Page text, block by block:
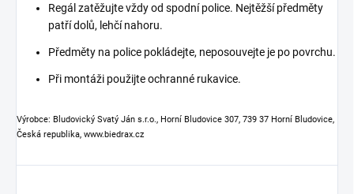
Regál zatěžujte vždy od spodní police. Nejtěžší předměty
patří dolů, lehčí nahoru.
Předměty na police pokládejte, neposouvejte je po povrchu.
Při montáži použijte ochranné rukavice.
Výrobce: Bludovický Svatý Ján s.r.o., Horní Bludovice 307, 739 37 Horní Bludovice,
Česká republika, www.biedrax.cz